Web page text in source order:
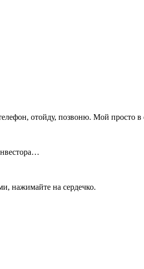
отойду, позвоню. Мой просто
нажимайте на сердечко.